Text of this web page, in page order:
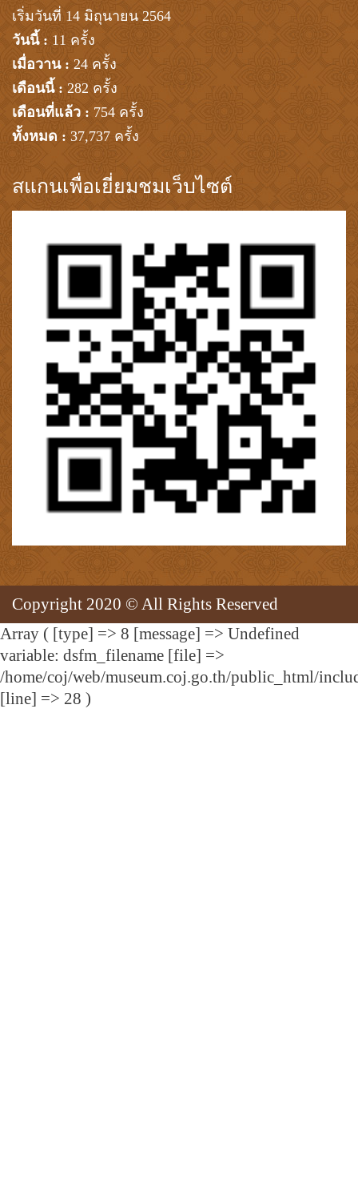
เริ่มวันที่ 14 มิถุนายน 2564
วันนี้ : 11 ครั้ง
เมื่อวาน : 24 ครั้ง
เดือนนี้ : 282 ครั้ง
เดือนที่แล้ว : 754 ครั้ง
ทั้งหมด : 37,737 ครั้ง
สแกนเพื่อเยี่ยมชมเว็บไซต์
Copyright 2020 © All Rights Reserved
Array ( [type] => 8 [message] => Undefined
variable: dsfm_filename [file] =>
/home/coj/web/museum.coj.go.th/public_html/
[line] => 28 )